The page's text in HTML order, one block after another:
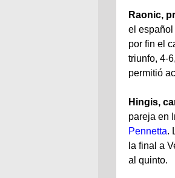
Raonic,
el
por fin el
triunfo, 4-
permitió
Hingis,
pareja en
Pennetta.
la final a
al quinto.